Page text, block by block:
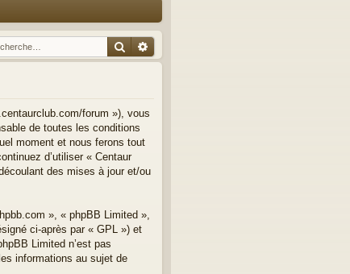
Q ne
xi
nr
eg
Rechercher
Recherche avancée
forum »), vous
de toutes les conditions
moment et nous ferons tout
d’utiliser « Centaur
des mises à jour et/ou
», « phpBB Limited »,
ci-après par « GPL ») et
Limited n’est pas
informations au sujet de